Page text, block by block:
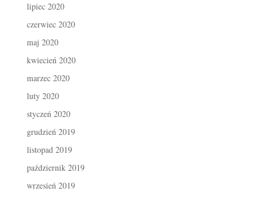
lipiec 2020
czerwiec 2020
maj 2020
kwiecień 2020
marzec 2020
luty 2020
styczeń 2020
grudzień 2019
listopad 2019
październik 2019
wrzesień 2019